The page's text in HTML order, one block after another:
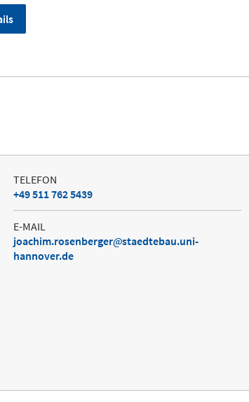
TELEFON
+49 511 762 5439
E-MAIL
joachim.rosenberger
staedtebau.uni-
hannover.de